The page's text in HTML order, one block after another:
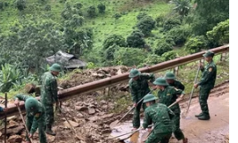
tin sai sự thật về dịch bệnh COVID-
TTXVN phát)
tỉnh Quảng Bình cho biết,